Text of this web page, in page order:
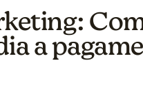
a